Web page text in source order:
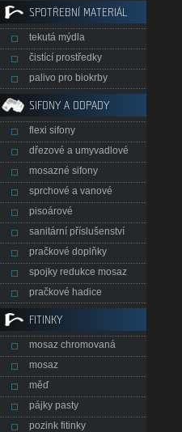
SPOTŘEBNÍ MATERIÁL
tekutá mýdla
čistící prostředky
palivo pro biokrby
SIFONY A ODPADY
flexi sifony
dřezové a umyvadlové
mosazné sifony
sprchové a vanové
pisoárové
sanitární příslušenství
pračkové doplňky
spojky redukce mosaz
pračkové hadice
FITINKY
mosaz chromovaná
mosaz
měď
pájky pasty
pozink fitinky